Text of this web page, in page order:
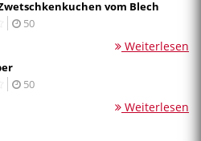
vom Blech
50
Weiterlesen
50
Weiterlesen